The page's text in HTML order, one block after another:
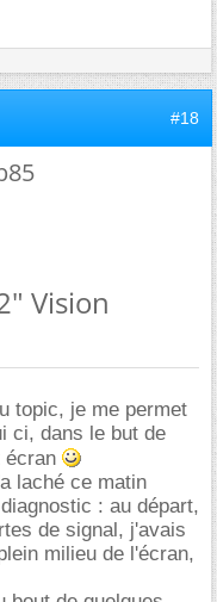
#18
Vision
topic, je me permet
ci, dans le but de
écran
laché ce matin
: au départ,
de signal, j'avais
milieu de l'écran,